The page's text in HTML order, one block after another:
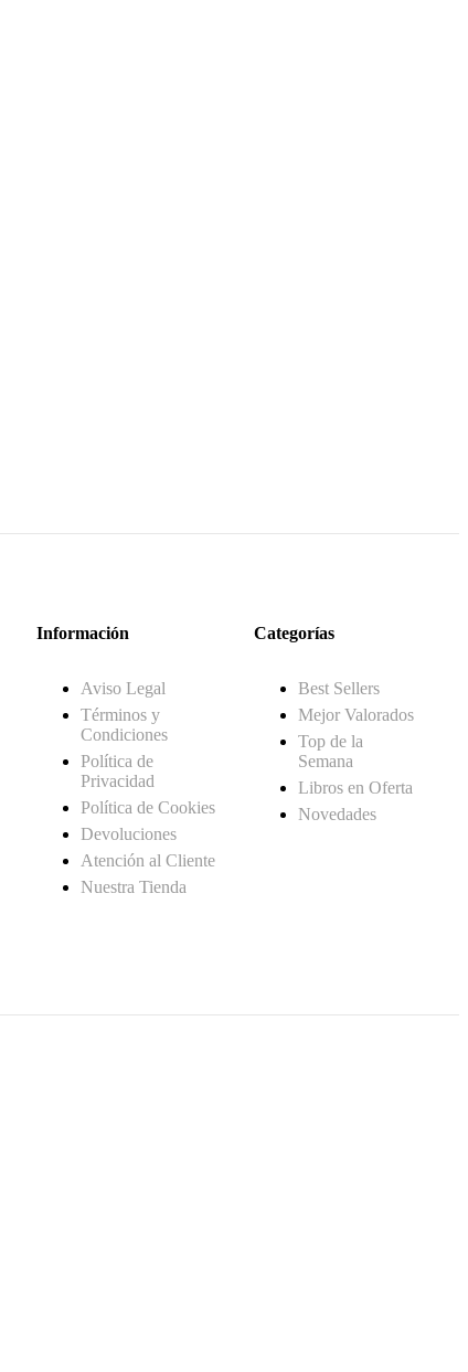
Información
Aviso Legal
Términos y
Condiciones
Política de
Privacidad
Política de Cookies
Devoluciones
Atención al Cliente
Nuestra Tienda
Categorías
Best Sellers
Mejor Valorados
Top de la
Semana
Libros en Oferta
Novedades